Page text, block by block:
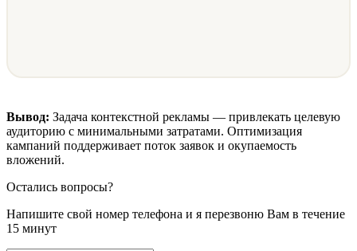
Вывод: Задача контекстной рекламы — привлекать целевую
аудиторию с минимальными затратами. Оптимизация
кампаний поддерживает поток заявок и окупаемость
вложений.
Остались вопросы?
Напишите свой номер телефона и я перезвоню Вам в течение
15 минут